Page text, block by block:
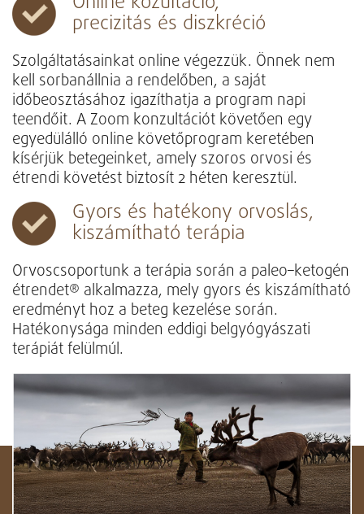
precizitás és diszkréció
Szolgáltatásainkat online végezzük. Önnek nem
kell sorbanállnia a rendelőben, a saját
időbeosztásához igazíthatja a program napi
teendőit. A Zoom konzultációt követően egy
egyedülálló online követőprogram keretében
kísérjük betegeinket, amely szoros orvosi és
étrendi követést biztosít 2 héten keresztül.
Gyors és hatékony orvoslás,
kiszámítható terápia
Orvoscsoportunk a terápia során a paleo–ketogén
étrendet® alkalmazza, mely gyors és kiszámítható
eredményt hoz a beteg kezelése során.
Hatékonysága minden eddigi belgyógyászati
terápiát felülmúl.